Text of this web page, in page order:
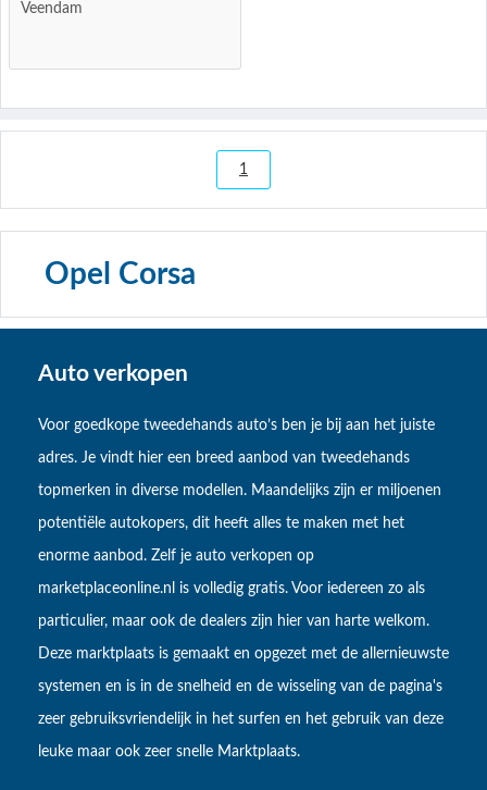
Veendam
1
Opel Corsa
Auto verkopen
Voor goedkope tweedehands auto’s ben je bij aan het juiste
adres. Je vindt hier een breed aanbod van tweedehands
topmerken in diverse modellen. Maandelijks zijn er miljoenen
potentiële autokopers, dit heeft alles te maken met het
enorme aanbod. Zelf je auto verkopen op
marketplaceonline.nl is volledig gratis. Voor iedereen zo als
particulier, maar ook de dealers zijn hier van harte welkom.
Deze marktplaats is gemaakt en opgezet met de allernieuwste
systemen en is in de snelheid en de wisseling van de pagina's
zeer gebruiksvriendelijk in het surfen en het gebruik van deze
leuke maar ook zeer snelle Marktplaats.